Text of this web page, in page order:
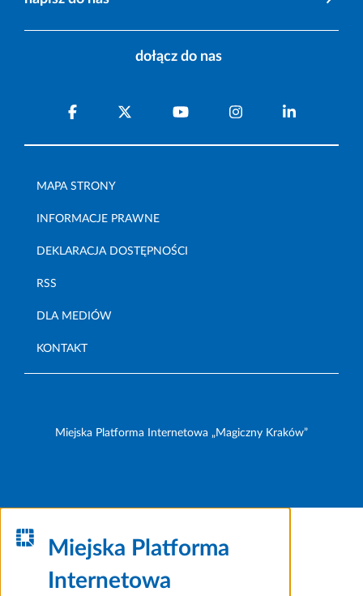
dołącz do nas
MAPA STRONY
INFORMACJE PRAWNE
DEKLARACJA DOSTĘPNOŚCI
RSS
DLA MEDIÓW
KONTAKT
Miejska Platforma Internetowa „Magiczny Kraków”
Miejska Platforma
Internetowa